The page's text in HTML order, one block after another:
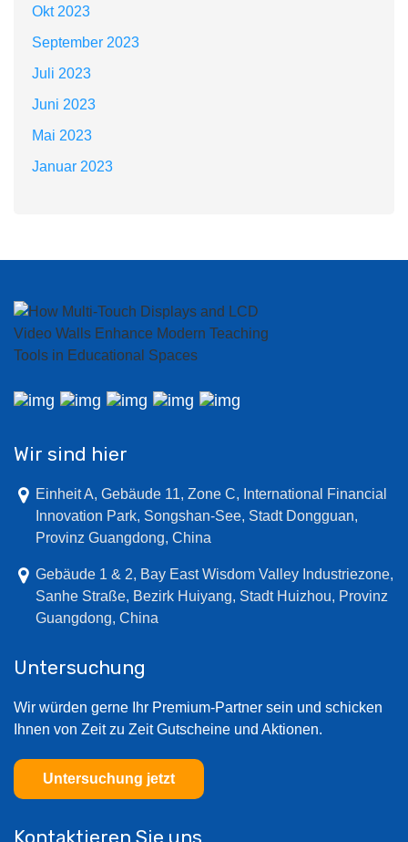
Okt 2023
September 2023
Juli 2023
Juni 2023
Mai 2023
Januar 2023
Wir sind hier
Einheit A, Gebäude 11, Zone C, International Financial
Innovation Park, Songshan-See, Stadt Dongguan,
Provinz Guangdong, China
Gebäude 1 & 2, Bay East Wisdom Valley Industriezone,
Sanhe Straße, Bezirk Huiyang, Stadt Huizhou, Provinz
Guangdong, China
Untersuchung
Wir würden gerne Ihr Premium-Partner sein und schicken
Ihnen von Zeit zu Zeit Gutscheine und Aktionen.
Untersuchung jetzt
Kontaktieren Sie uns